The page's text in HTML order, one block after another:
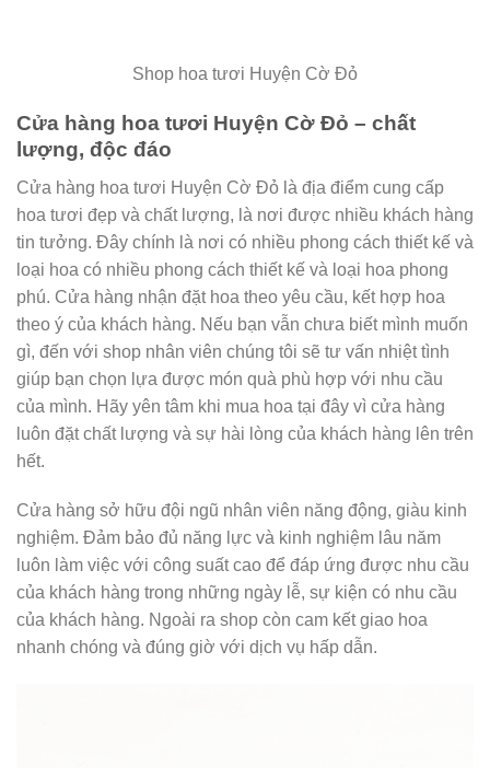
Shop hoa tươi Huyện Cờ Đỏ
Cửa hàng hoa tươi Huyện Cờ Đỏ – chất
lượng, độc đáo
Cửa hàng hoa tươi Huyện Cờ Đỏ là địa điểm cung cấp
hoa tươi đẹp và chất lượng, là nơi được nhiều khách hàng
tin tưởng. Đây chính là nơi có nhiều phong cách thiết kế và
loại hoa có nhiều phong cách thiết kế và loại hoa phong
phú. Cửa hàng nhận đặt hoa theo yêu cầu, kết hợp hoa
theo ý của khách hàng. Nếu bạn vẫn chưa biết mình muốn
gì, đến với shop nhân viên chúng tôi sẽ tư vấn nhiệt tình
giúp bạn chọn lựa được món quà phù hợp với nhu cầu
của mình. Hãy yên tâm khi mua hoa tại đây vì cửa hàng
luôn đặt chất lượng và sự hài lòng của khách hàng lên trên
hết.
Cửa hàng sở hữu đội ngũ nhân viên năng động, giàu kinh
nghiệm. Đảm bảo đủ năng lực và kinh nghiệm lâu năm
luôn làm việc với công suất cao để đáp ứng được nhu cầu
của khách hàng trong những ngày lễ, sự kiện có nhu cầu
của khách hàng. Ngoài ra shop còn cam kết giao hoa
nhanh chóng và đúng giờ với dịch vụ hấp dẫn.